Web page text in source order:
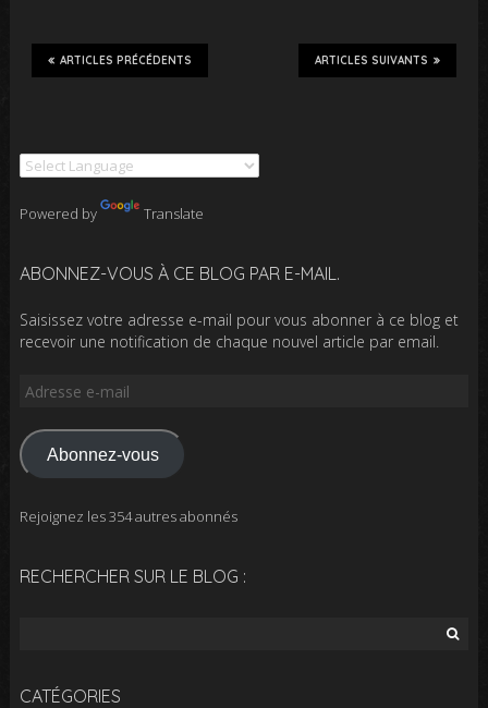
ARTICLES SUIVANTS
ARTICLES PRÉCÉDENTS
Powered by Translate
ABONNEZ-VOUS À CE BLOG PAR E-MAIL.
Saisissez votre adresse e-mail pour vous abonner à ce blog et
recevoir une notification de chaque nouvel article par email.
Adresse
mail
Abonnez-vous
Rejoignez les 354 autres abonnés
RECHERCHER SUR LE BLOG :
CATÉGORIES